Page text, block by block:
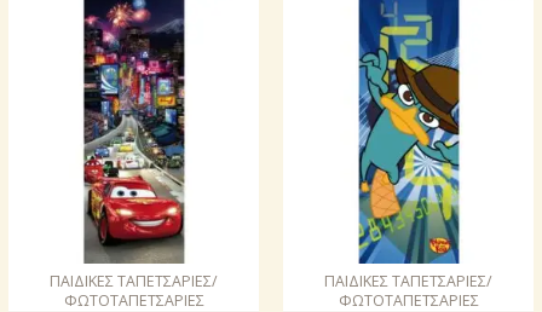
ΠΑΙΔΙΚΕΣ ΤΑΠΕΤΣΑΡΙΕΣ/
ΦΩΤΟΤΑΠΕΤΣΑΡΙΕΣ
ΠΑΙΔΙΚΕΣ ΤΑΠΕΤΣΑΡΙΕΣ/
ΦΩΤΟΤΑΠΕΤΣΑΡΙΕΣ